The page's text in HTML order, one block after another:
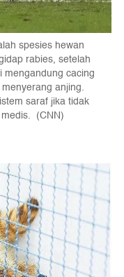
spesies hewan
rabies, setelah
mengandung cacing
anjing.
saraf jika tidak
(CNN)